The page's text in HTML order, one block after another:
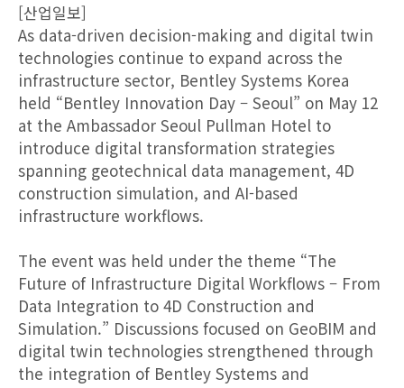
[산업일보]
As data-driven decision-making and digital twin
technologies continue to expand across the
infrastructure sector, Bentley Systems Korea
held “Bentley Innovation Day – Seoul” on May 12
at the Ambassador Seoul Pullman Hotel to
introduce digital transformation strategies
spanning geotechnical data management, 4D
construction simulation, and AI-based
infrastructure workflows.
The event was held under the theme “The
Future of Infrastructure Digital Workflows – From
Data Integration to 4D Construction and
Simulation.” Discussions focused on GeoBIM and
digital twin technologies strengthened through
the integration of Bentley Systems and